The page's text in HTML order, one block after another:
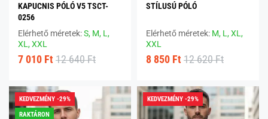
KAPUCNIS PÓLÓ V5 TSCT-
0256
Elérhető méretek:S, M, L,
XL,XXL
7 010 Ft 12 640 Ft
STÍLUSÚ PÓLÓ
Elérhető méretek: M, L,XL,
XXL
8 850 Ft 12 620 Ft
KEDVEZMÉNY -29%
RAKTÁRON
KEDVEZMÉNY -29%